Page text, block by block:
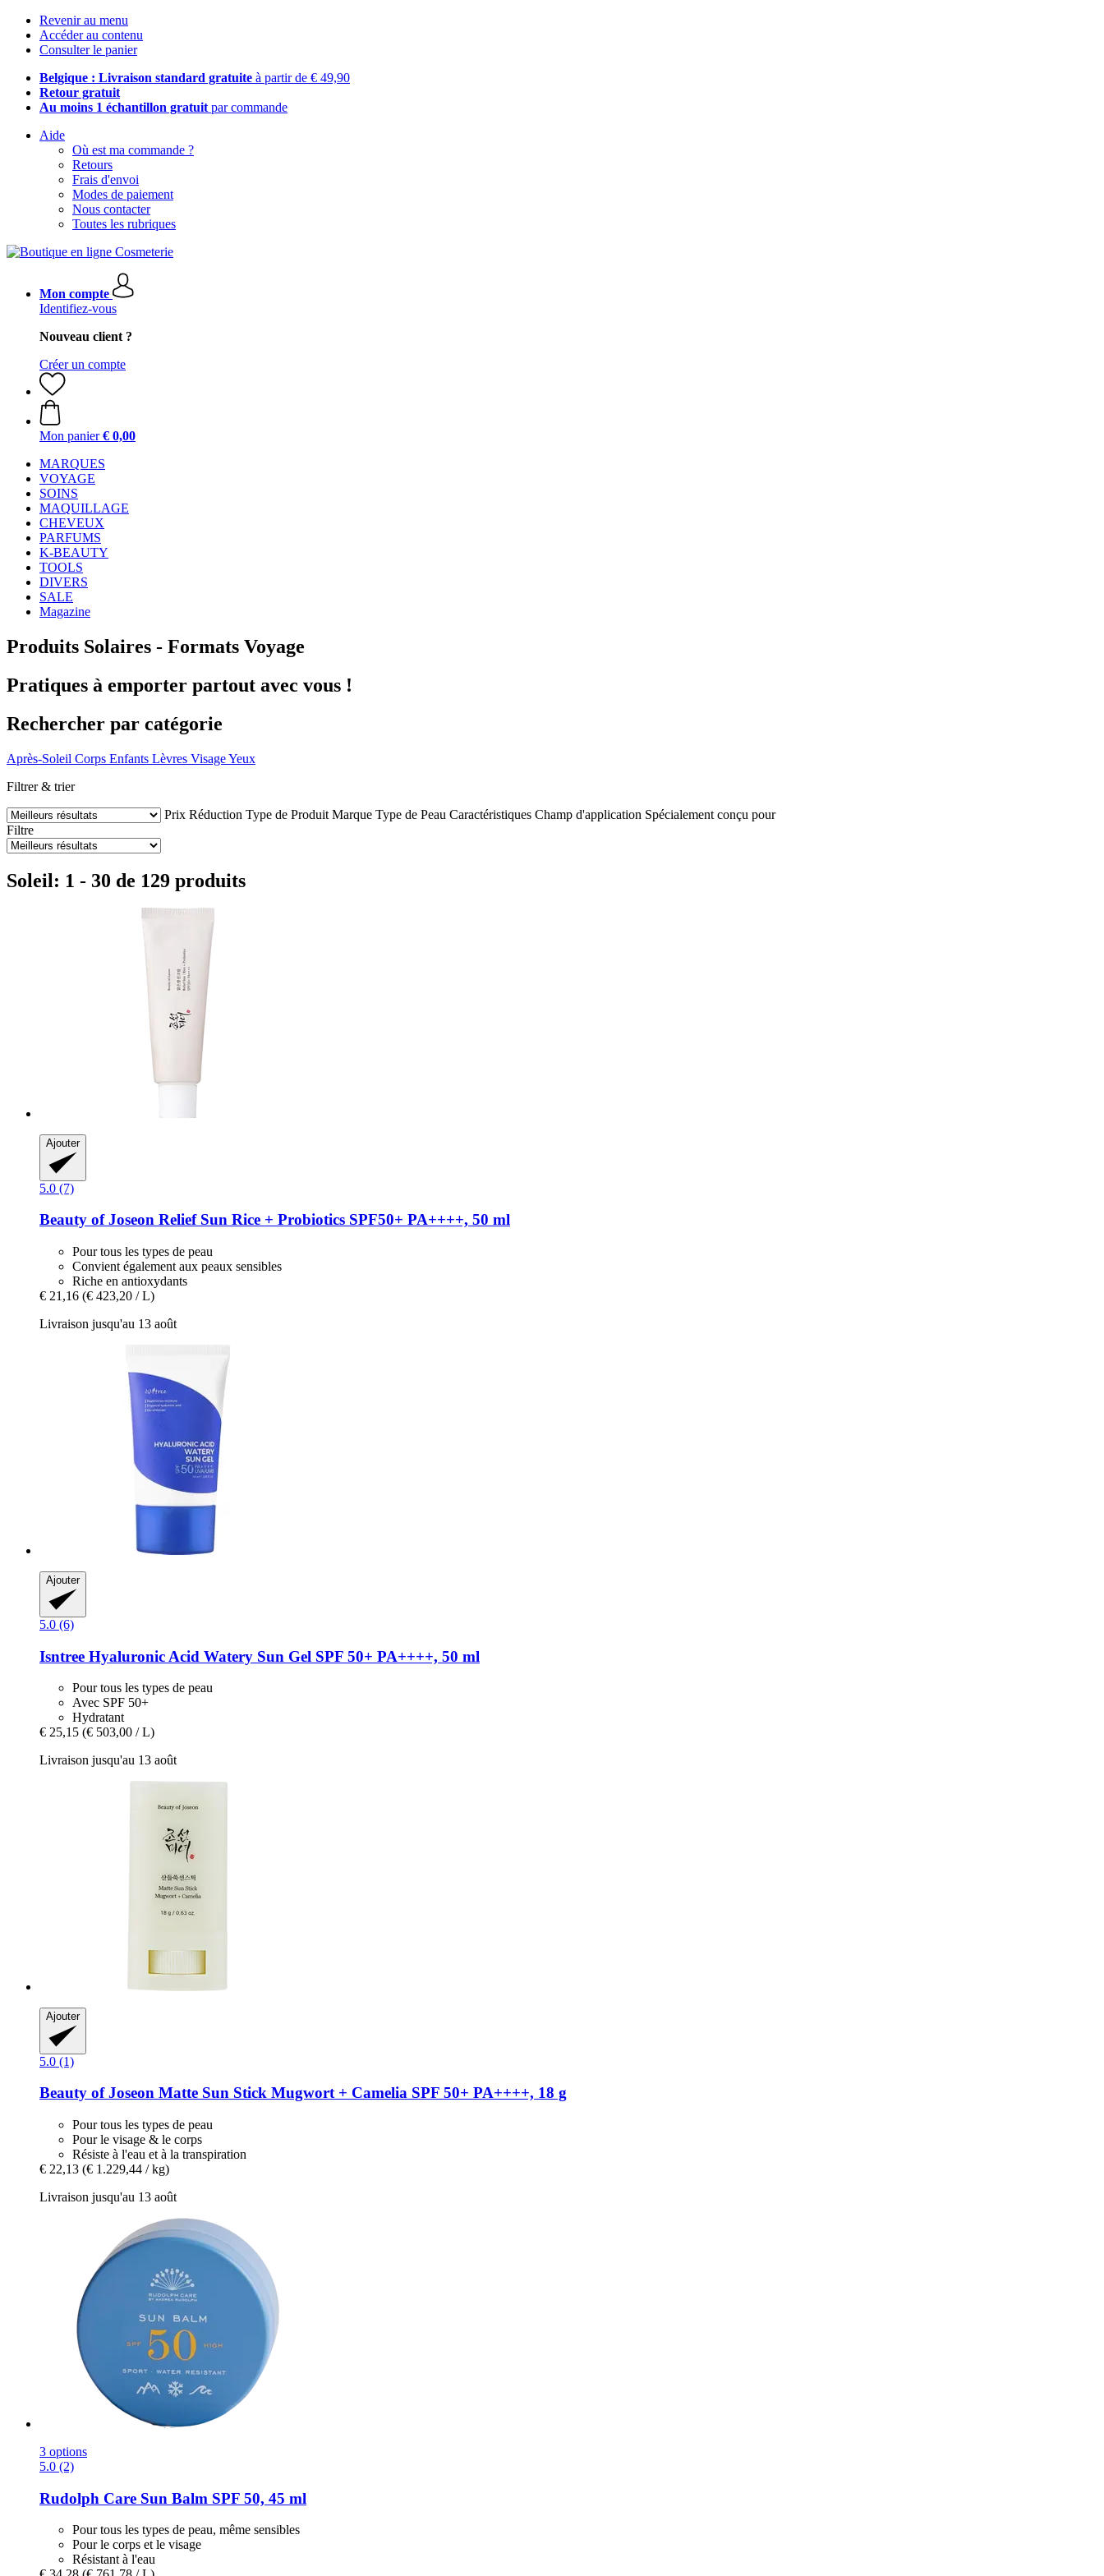
Revenir au menu
Accéder au contenu
Consulter le panier
Belgique : Livraison standard gratuite à partir de € 49,90
Retour gratuit
Au moins 1 échantillon gratuit par commande
Aide
Où est ma commande ?
Retours
Frais d'envoi
Modes de paiement
Nous contacter
Toutes les rubriques
Mon compte
Identifiez-vous
Nouveau client ?
Créer un compte
Mon panier € 0,00
MARQUES
VOYAGE
SOINS
MAQUILLAGE
CHEVEUX
PARFUMS
K-BEAUTY
TOOLS
DIVERS
SALE
Magazine
Produits Solaires - Formats Voyage
Pratiques à emporter partout avec vous !
Rechercher par catégorie
Après-Soleil Corps Enfants Lèvres VisageYeux
Filtrer & trier
Prix Réduction Type de Produit Marque Type de Peau Caractéristiques Champ d'application Spécialement conçu pour
Filtre
Soleil: 1 - 30 de 129 produits
Ajouter
5.0 (7)
Beauty of Joseon Relief Sun Rice + Probiotics SPF50+ PA++++, 50 ml
Pour tous les types de peau
Convient également aux peaux sensibles
Riche en antioxydants
€ 21,16 (€ 423,20 / L)
Livraison jusqu'au 13 août
Ajouter
5.0 (6)
Isntree Hyaluronic Acid Watery Sun Gel SPF 50+ PA++++, 50 ml
Pour tous les types de peau
Avec SPF 50+
Hydratant
€ 25,15 (€ 503,00 / L)
Livraison jusqu'au 13 août
Ajouter
5.0 (1)
Beauty of Joseon Matte Sun Stick Mugwort + Camelia SPF 50+ PA++++, 18 g
Pour tous les types de peau
Pour le visage & le corps
Résiste à l'eau et à la transpiration
€ 22,13 (€ 1.229,44 / kg)
Livraison jusqu'au 13 août
3 options
5.0 (2)
Rudolph Care Sun Balm SPF 50, 45 ml
Pour tous les types de peau, même sensibles
Pour le corps et le visage
Résistant à l'eau